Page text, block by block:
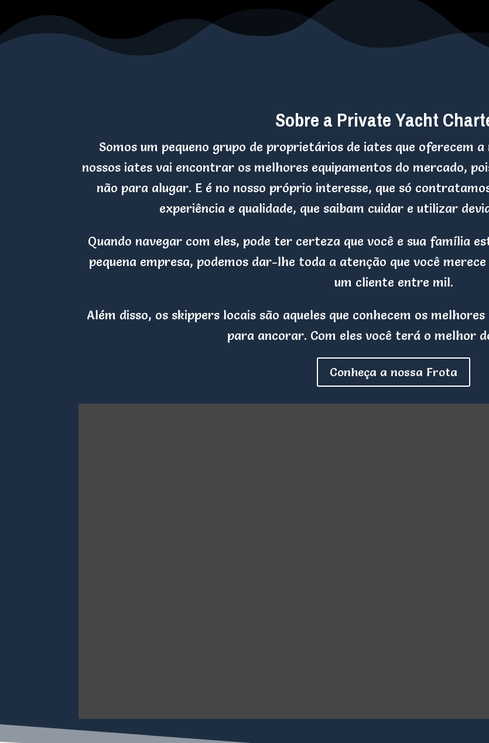
Sobre a Private Yacht
Somos um pequeno grupo de proprietários de iates que oferecem
nossos iates vai encontrar os melhores equipamentos do mercado,
não para alugar. E é no nosso próprio interesse, que só
experiência e qualidade, que saibam cuidar e utilizar
Quando navegar com eles, pode ter certeza que você e sua família
pequena empresa, podemos dar-lhe toda a atenção que você
um cliente entre mil.
Além disso, os skippers locais são aqueles que conhecem os
para ancorar. Com eles você terá o melhor
Conheça a nossa Frota